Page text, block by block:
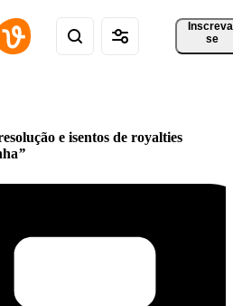
se
e isentos de royalties